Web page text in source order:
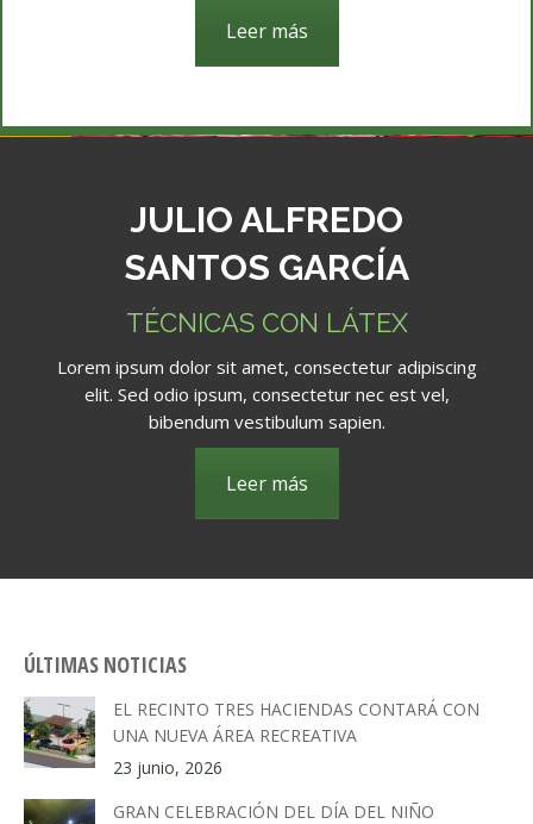
Leer más
JULIO ALFREDO
SANTOS GARCÍA
TÉCNICAS CON LÁTEX
Lorem ipsum dolor sit amet, consectetur adipiscing
elit. Sed odio ipsum, consectetur nec est vel,
bibendum vestibulum sapien.
Leer más
ÚLTIMAS NOTICIAS
EL RECINTO TRES HACIENDAS CONTARÁ CON
UNA NUEVA ÁREA RECREATIVA
23 junio, 2026
GRAN CELEBRACIÓN DEL DÍA DEL NIÑO